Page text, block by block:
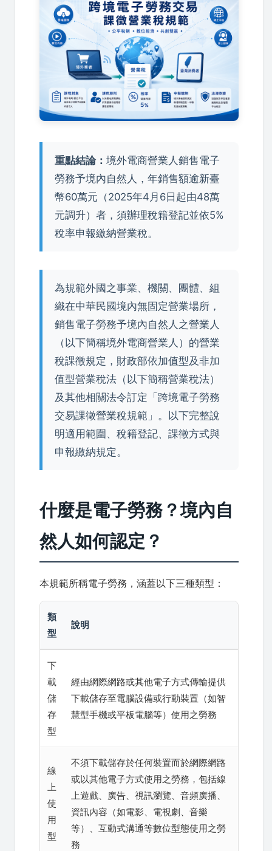
重點結論： 境外電商營業人銷售電子
勞務予境內自然人，年銷售額逾新臺
幣60萬元（2025年4月6日起由48萬
元調升）者，須辦理稅籍登記並依5%
稅率申報繳納營業稅。
為規範外國之事業、機關、團體、組
織在中華民國境內無固定營業場所，
銷售電子勞務予境內自然人之營業人
（以下簡稱境外電商營業人）的營業
稅課徵規定，財政部依加值型及非加
值型營業稅法（以下簡稱營業稅法）
及其他相關法令訂定「跨境電子勞務
交易課徵營業稅規範」。以下完整說
明適用範圍、稅籍登記、課徵方式與
申報繳納規定。
什麼是電子勞務？境內自
然人如何認定？
本規範所稱電子勞務，涵蓋以下三種類型：
類
型
說明
下
載
儲
存
型
經由網際網路或其他電子方式傳輸提供
下載儲存至電腦設備或行動裝置（如智
慧型手機或平板電腦等）使用之勞務
線
上
使
用
型
不須下載儲存於任何裝置而於網際網路
或以其他電子方式使用之勞務，包括線
上遊戲、廣告、視訊瀏覽、音頻廣播、
資訊內容（如電影、電視劇、音樂
等）、互動式溝通等數位型態使用之勞
務